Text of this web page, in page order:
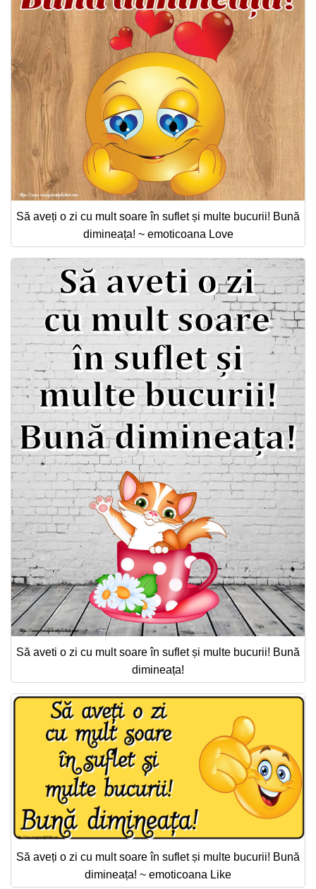
Să aveți o zi cu mult soare în suflet și multe bucurii! Bună
dimineața! ~ emoticoana Love
Să aveti o zi cu mult soare în suflet și multe bucurii! Bună
dimineața!
Să aveți o zi cu mult soare în suflet și multe bucurii! Bună
dimineața! ~ emoticoana Like